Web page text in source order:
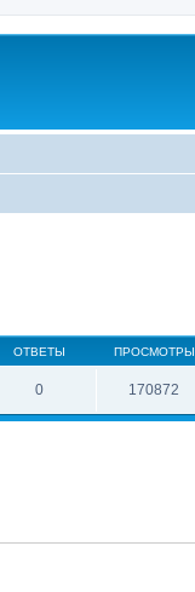
ОТВЕТЫ ПРОСМОТРЫ
0 170872